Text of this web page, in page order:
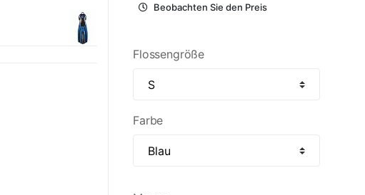
Beobachten Sie den Preis
Flossengröße
Farbe